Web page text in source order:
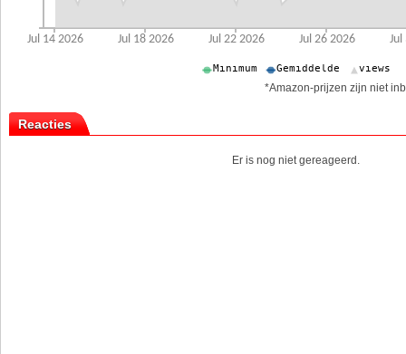
*Amazon-prijzen zijn niet
Reacties
Er is nog niet gereageerd.